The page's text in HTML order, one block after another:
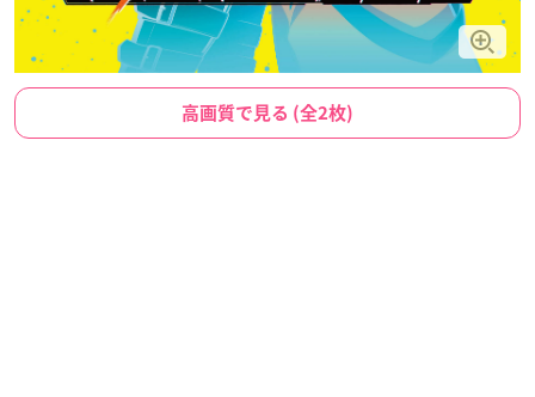
高画質で見る (全2枚)